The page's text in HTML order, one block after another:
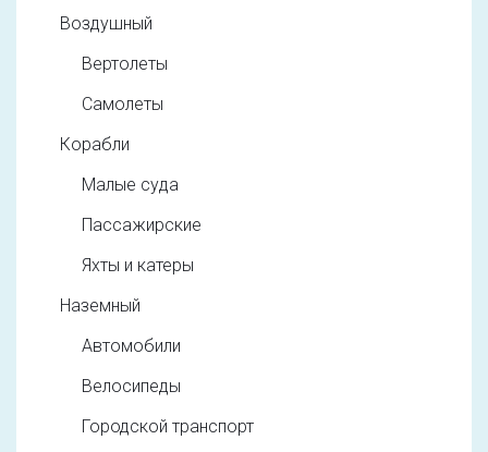
Воздушный
Вертолеты
Самолеты
Корабли
Малые суда
Пассажирские
Яхты и катеры
Наземный
Автомобили
Велосипеды
Городской транспорт